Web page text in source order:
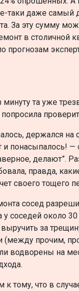
таки даже
За эту сумму
в столичной
та уже
держался
понасыпалось!
делают”.
правда,
своего тощего
сосед
соседей около
за
(между прочим,
водворены на
тому, что в